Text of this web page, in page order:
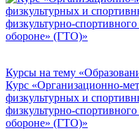
Курсы на тему
Курс «Организационно-
физкультурных и
физкультурно-
обороне» (ГТО)»